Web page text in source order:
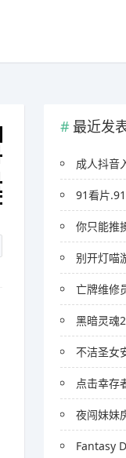
最近发
成人抖音
91看片
你只能推
别开灯喵
亡牌维修
黑暗灵魂
不洁圣女
点击幸存
夜闯妹妹
Fantasy